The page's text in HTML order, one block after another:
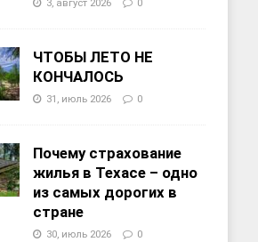
3, август 2026 0
ЧТОБЫ ЛЕТО НЕ
КОНЧАЛОСЬ
31, июль 2026 0
Почему страхование
жилья в Техасе – одно
из самых дорогих в
стране
30, июль 2026 0